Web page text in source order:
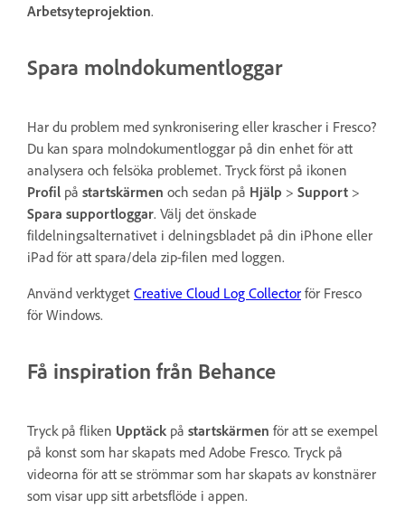
Arbetsyteprojektion.
Spara molndokumentloggar
Har du problem med synkronisering eller krascher i Fresco?
Du kan spara molndokumentloggar på din enhet för att
analysera och felsöka problemet. Tryck först på ikonen
Profil på startskärmen och sedan på Hjälp > Support >
Spara supportloggar. Välj det önskade
fildelningsalternativet i delningsbladet på din iPhone eller
iPad för att spara/dela zip-filen med loggen.
Använd verktyget Creative Cloud Log Collector för Fresco
för Windows.
Få inspiration från Behance
Tryck på fliken Upptäck på startskärmen för att se exempel
på konst som har skapats med Adobe Fresco. Tryck på
videorna för att se strömmar som har skapats av konstnärer
som visar upp sitt arbetsflöde i appen.